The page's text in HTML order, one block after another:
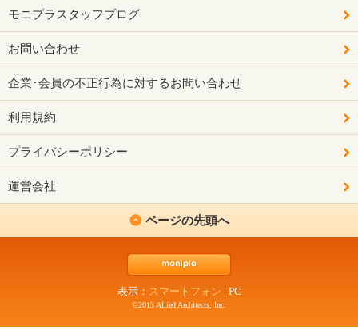
モニプラスタッフブログ
お問い合わせ
企業･会員の不正行為に対するお問い合わせ
利用規約
プライバシーポリシー
運営会社
ページの先頭へ
表示： スマートフォン | PC
©2013 Allied Architects, Inc.